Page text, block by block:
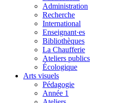
Administration
Recherche
International
Enseignant·es
Bibliothèques
La Chaufferie
Ateliers publics
Écologique
Arts visuels
Pédagogie
Année 1